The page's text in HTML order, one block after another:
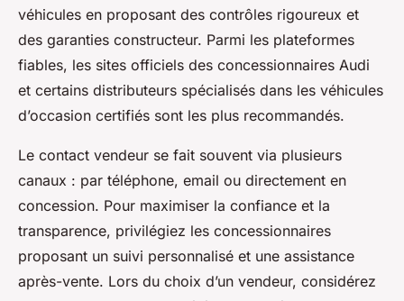
véhicules en proposant des contrôles rigoureux et
des garanties constructeur. Parmi les plateformes
fiables, les sites officiels des concessionnaires Audi
et certains distributeurs spécialisés dans les véhicules
d’occasion certifiés sont les plus recommandés.
Le contact vendeur se fait souvent via plusieurs
canaux : par téléphone, email ou directement en
concession. Pour maximiser la confiance et la
transparence, privilégiez les concessionnaires
proposant un suivi personnalisé et une assistance
après-vente. Lors du choix d’un vendeur, considérez